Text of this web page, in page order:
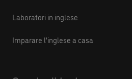
Laboratori in inglese
Imparare l'inglese a casa